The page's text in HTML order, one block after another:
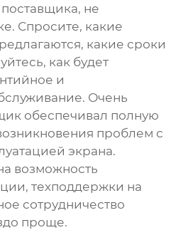
не
Спросите, какие
какие сроки
как будет
и
Очень
обеспечивал полную
проблем с
экрана.
возможность
техподдержки на
сотрудничество
проще.